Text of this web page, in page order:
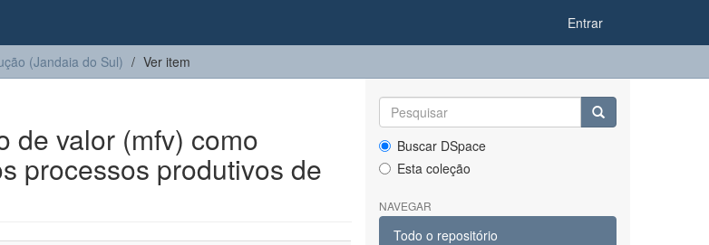
Entrar
(Jandaia do Sul) Ver item
de valor (mfv) como
processos produtivos de
Buscar DSpace
Esta coleção
NAVEGAR
Todo o repositório